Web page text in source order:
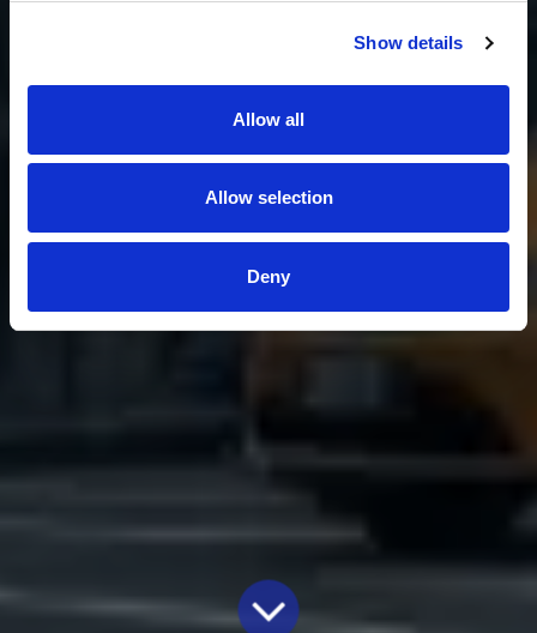
Show details
Allow all
Allow selection
Deny